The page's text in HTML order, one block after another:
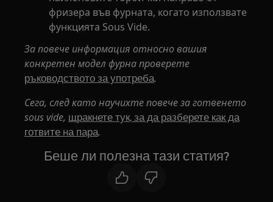
фризера във фурната, когато използвате
функцията Sous Vide.
За повече информация относно вашия
конкретен модел фурна проверете
ръководството за употреба.
Сега, след като научихте повече за готвенето
sous vide, щракнете тук, за да разберете как да
готвите на пара.
Беше ли полезна тази статия?